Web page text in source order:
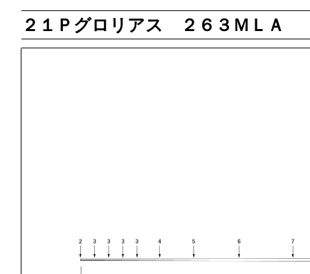
２１Ｐグロリアス ２６３ＭＬＡ